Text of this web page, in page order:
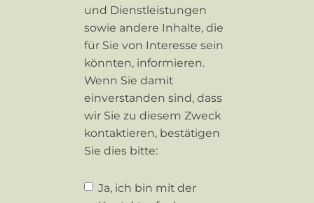
und Dienstleistungen
sowie andere Inhalte, die
für Sie von Interesse sein
könnten, informieren.
Wenn Sie damit
einverstanden sind, dass
wir Sie zu diesem Zweck
kontaktieren, bestätigen
Sie dies bitte:
Ja, ich bin mit der